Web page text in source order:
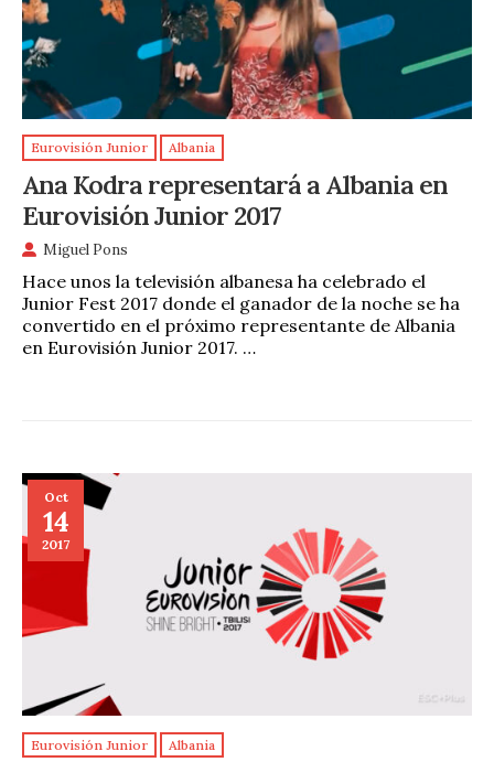
Eurovisión Junior Albania
Ana Kodra representará a Albania en
Eurovisión Junior 2017
Miguel Pons
Hace unos la televisión albanesa ha celebrado el
Junior Fest 2017 donde el ganador de la noche se ha
convertido en el próximo representante de Albania
en Eurovisión Junior 2017. …
Oct
14
2017
Eurovisión Junior Albania